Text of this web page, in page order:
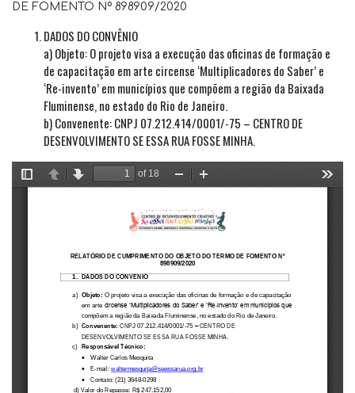
DE FOMENTO Nº 898909/2020
DADOS DO CONVÊNIO
a) Objeto: O projeto visa a execução das oficinas de formação e
de capacitação em arte circense ‘Multiplicadores do Saber’ e
‘Re-invento’ em municípios que compõem a região da Baixada
Fluminense, no estado do Rio de Janeiro.
b) Convenente: CNPJ 07.212.414/0001/-75 – CENTRO DE
DESENVOLVIMENTO SE ESSA RUA FOSSE MINHA.